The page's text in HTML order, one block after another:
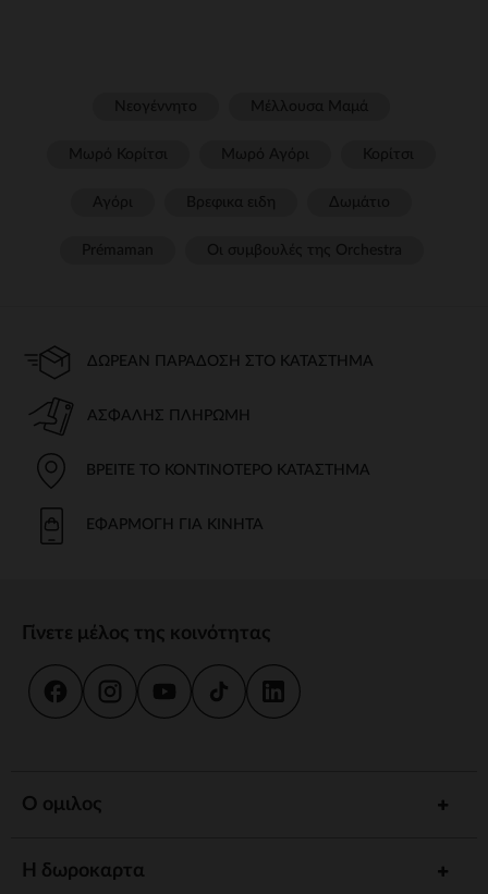
ΔΩΡΕΆΝ ΠΑΡΆΔΟΣΗ ΣΤΟ ΚΑΤΆΣΤΗΜΑ
ΑΣΦΑΛΉΣ ΠΛΗΡΩΜΉ
ΒΡΕΊΤΕ ΤΟ ΚΟΝΤΙΝΌΤΕΡΟ ΚΑΤΆΣΤΗΜΑ
ΕΦΑΡΜΟΓΉ ΓΙΑ ΚΙΝΗΤΆ
Γίνετε μέλος της κοινότητας
Ο ομιλος
Η δωροκαρτα